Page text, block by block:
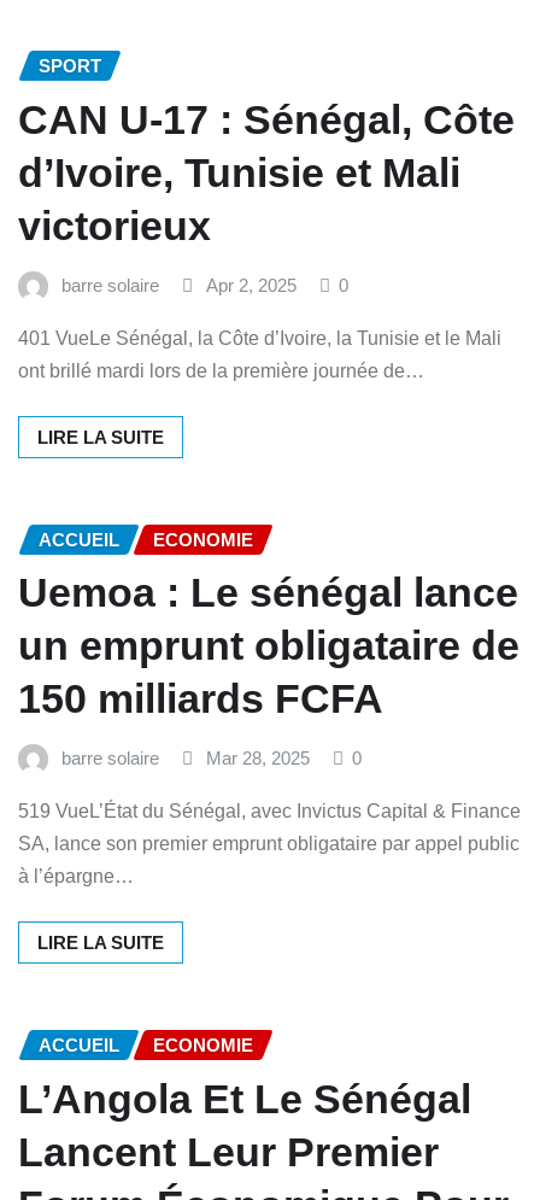
SPORT
CAN U-17 : Sénégal, Côte
d’Ivoire, Tunisie et Mali
victorieux
barre solaire Apr 2, 2025 0
401 VueLe Sénégal, la Côte d’Ivoire, la Tunisie et le Mali
ont brillé mardi lors de la première journée de…
LIRE LA SUITE
ACCUEIL ECONOMIE
Uemoa : Le sénégal lance
un emprunt obligataire de
150 milliards FCFA
barre solaire Mar 28, 2025 0
519 VueL’État du Sénégal, avec Invictus Capital & Finance
SA, lance son premier emprunt obligataire par appel public
à l’épargne…
LIRE LA SUITE
ACCUEIL ECONOMIE
L’Angola Et Le Sénégal
Lancent Leur Premier